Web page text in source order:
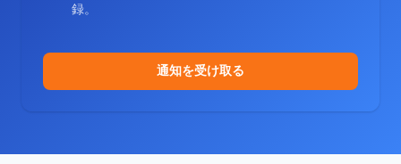
録。
通知を受け取る